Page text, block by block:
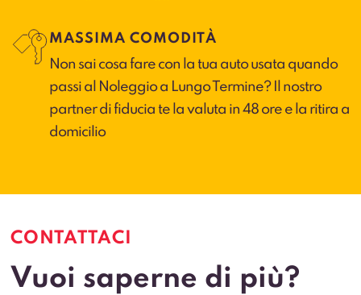
MASSIMA COMODITÀ
Non sai cosa fare con la tua auto usata quando
passi al Noleggio a Lungo Termine? Il nostro
partner di fiducia te la valuta in 48 ore e la ritira a
domicilio
CONTATTACI
Vuoi saperne di più?